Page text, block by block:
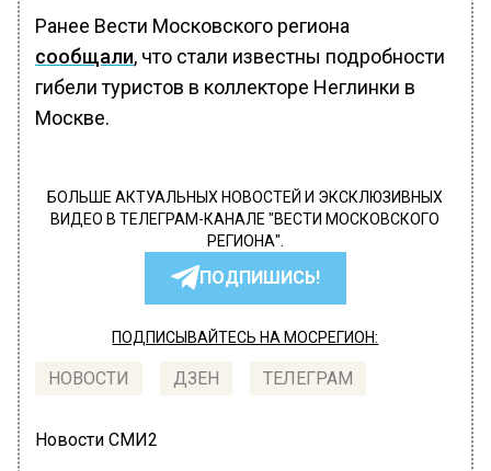
Ранее Вести Московского региона
сообщали, что стали известны подробности
гибели туристов в коллекторе Неглинки в
Москве.
БОЛЬШЕ АКТУАЛЬНЫХ НОВОСТЕЙ И ЭКСКЛЮЗИВНЫХ
ВИДЕО В ТЕЛЕГРАМ-КАНАЛЕ "ВЕСТИ МОСКОВСКОГО
РЕГИОНА".
ПОДПИШИСЬ!
ПОДПИСЫВАЙТЕСЬ НА МОСРЕГИОН:
НОВОСТИ ДЗЕН ТЕЛЕГРАМ
Новости СМИ2